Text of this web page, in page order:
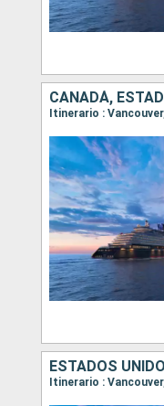
CANADÁ,
ESTADOS
Itinerario :